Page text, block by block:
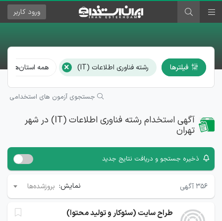
ورود کاربر
فیلترها رشته فناوری اطلاعات (IT) × همه استان‌ها و
جستجوی آزمون های استخدامی
آگهی استخدام رشته فناوری اطلاعات (IT) در شهر
تهران
ذخیره جستجو و دریافت نتایج جدید
۳۵۶ آگهی نمایش: بروزشده‌ها
طراح سایت (سئوکار و تولید محتوا)